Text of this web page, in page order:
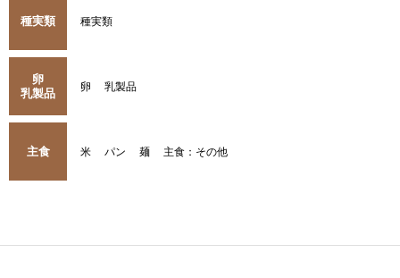
種実類 種実類
卵
乳製品
卵 乳製品
主食 米 パン 麺 主食：その他